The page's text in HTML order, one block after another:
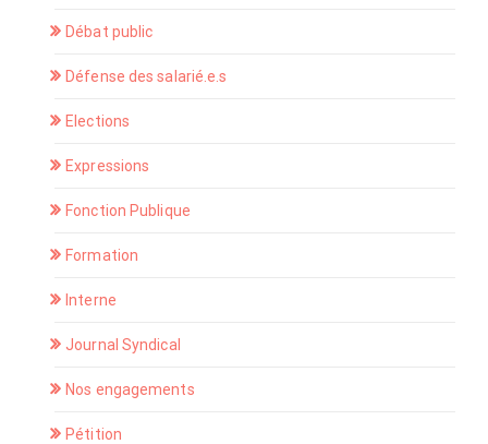
Débat public
Défense des salarié.e.s
Elections
Expressions
Fonction Publique
Formation
Interne
Journal Syndical
Nos engagements
Pétition